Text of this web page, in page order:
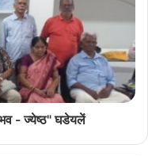
- ज्येष्ठ" घडेयलें